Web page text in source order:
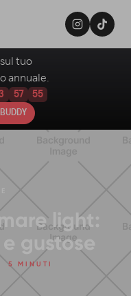
light:
gustose
5 MINUTI
sul tuo
annuale.
57 54